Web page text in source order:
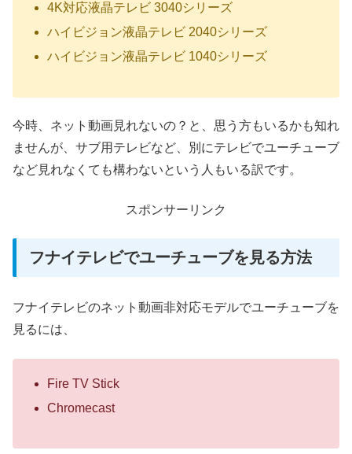
4K対応液晶テレビ 3040シリーズ
ハイビジョン液晶テレビ 2040シリーズ
ハイビジョン液晶テレビ 1040シリーズ
今時、ネット動画見れないの？と、思う方もいるかも知れ
ませんが、サブ用テレビなど、別にテレビでユーチューブ
など見れなくても構わないという人もいる訳です。
スポンサーリンク
フナイテレビでユーチューブを見る方法
フナイテレビのネット動画非対応モデルでユーチューブを
見るには、
Fire TV Stick
Chromecast